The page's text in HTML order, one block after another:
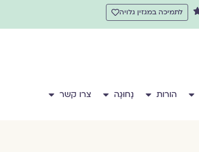
לתמיכה במגזין גלויה
הורות נָחוּגָה צרו קשר